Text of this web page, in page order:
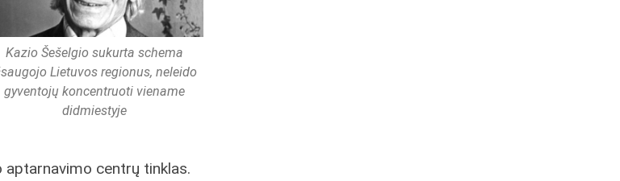
Kazio Šešelgio sukurta schema
Lietuvos regionus, neleido
gyventojų koncentruoti viename
didmiestyje
centrų tinklas.